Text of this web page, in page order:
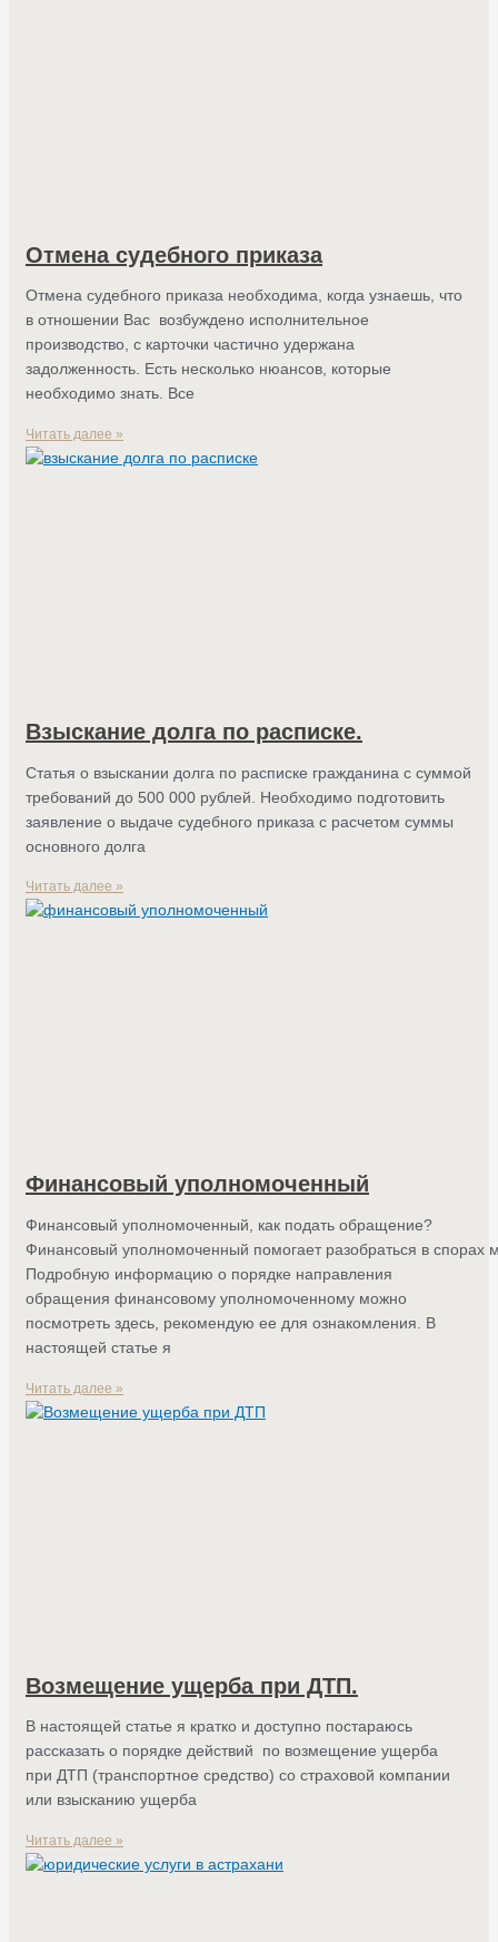
Отмена судебного приказа
Отмена судебного приказа необходима, когда узнаешь, что
в отношении Вас возбуждено исполнительное
производство, с карточки частично удержана
задолженность. Есть несколько нюансов, которые
необходимо знать. Все
Читать далее »
Взыскание долга по расписке.
Статья о взыскании долга по расписке гражданина с суммой
требований до 500 000 рублей. Необходимо подготовить
заявление о выдаче судебного приказа с расчетом суммы
основного долга
Читать далее »
Финансовый уполномоченный
Финансовый уполномоченный, как подать обращение?
Финансовый уполномоченный помогает разобраться в
Подробную информацию о порядке направления
обращения финансовому уполномоченному можно
посмотреть здесь, рекомендую ее для ознакомления. В
настоящей статье я
Читать далее »
Возмещение ущерба при ДТП.
В настоящей статье я кратко и доступно постараюсь
рассказать о порядке действий по возмещение ущерба
при ДТП (транспортное средство) со страховой компании
или взысканию ущерба
Читать далее »